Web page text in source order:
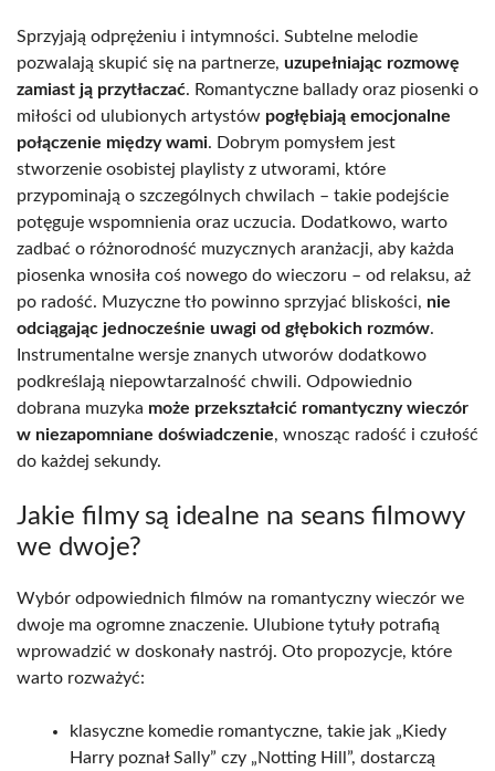
Sprzyjają odprężeniu i intymności. Subtelne melodie
pozwalają skupić się na partnerze, uzupełniając rozmowę
zamiast ją przytłaczać. Romantyczne ballady oraz piosenki o
miłości od ulubionych artystów pogłębiają emocjonalne
połączenie między wami. Dobrym pomysłem jest
stworzenie osobistej playlisty z utworami, które
przypominają o szczególnych chwilach – takie podejście
potęguje wspomnienia oraz uczucia. Dodatkowo, warto
zadbać o różnorodność muzycznych aranżacji, aby każda
piosenka wnosiła coś nowego do wieczoru – od relaksu, aż
po radość. Muzyczne tło powinno sprzyjać bliskości, nie
odciągając jednocześnie uwagi od głębokich rozmów.
Instrumentalne wersje znanych utworów dodatkowo
podkreślają niepowtarzalność chwili. Odpowiednio
dobrana muzyka może przekształcić romantyczny wieczór
w niezapomniane doświadczenie, wnosząc radość i czułość
do każdej sekundy.
Jakie filmy są idealne na seans filmowy
we dwoje?
Wybór odpowiednich filmów na romantyczny wieczór we
dwoje ma ogromne znaczenie. Ulubione tytuły potrafią
wprowadzić w doskonały nastrój. Oto propozycje, które
warto rozważyć:
klasyczne komedie romantyczne, takie jak „Kiedy
Harry poznał Sally” czy „Notting Hill”, dostarczą